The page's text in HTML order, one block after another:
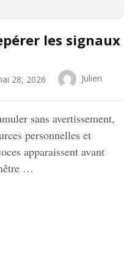
les signaux
28, 2026 Julien
sans avertissement,
personnelles et
apparaissent avant
…